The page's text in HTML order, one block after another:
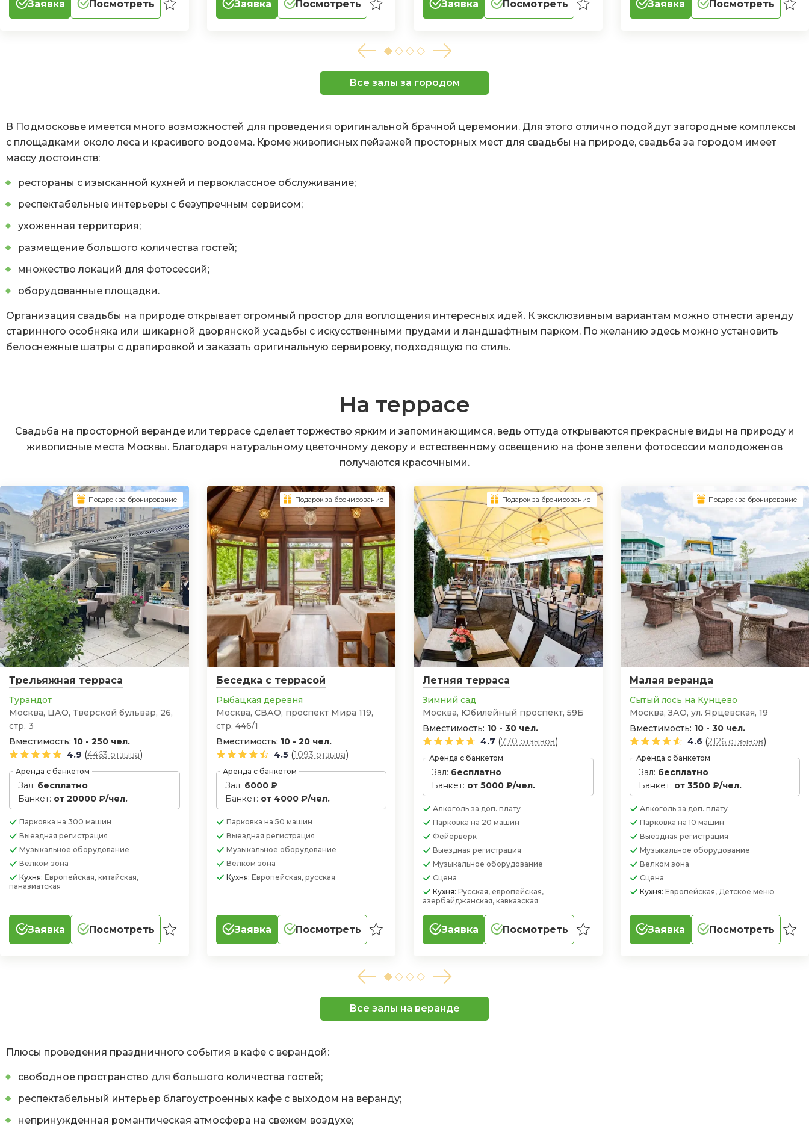
Заявка Посмотреть Заявка Посмотреть Заявка Посмотреть Заявка Посмотреть
Все залы за городом
В Подмосковье имеется много возможностей для проведения оригинальной брачной церемонии. Для этого отлично подойдут загородные комплексы
с площадками около леса и красивого водоема. Кроме живописных пейзажей просторных мест для свадьбы на природе, свадьба за городом имеет
массу достоинств:
рестораны с изысканной кухней и первоклассное обслуживание;
респектабельные интерьеры с безупречным сервисом;
ухоженная территория;
размещение большого количества гостей;
множество локаций для фотосессий;
оборудованные площадки.
Организация свадьбы на природе открывает огромный простор для воплощения интересных идей. К эксклюзивным вариантам можно отнести аренду
старинного особняка или шикарной дворянской усадьбы с искусственными прудами и ландшафтным парком. По желанию здесь можно установить
белоснежные шатры с драпировкой и заказать оригинальную сервировку, подходящую по стиль.
На террасе
Свадьба на просторной веранде или террасе сделает торжество ярким и запоминающимся, ведь оттуда открываются прекрасные виды на природу и
живописные места Москвы. Благодаря натуральному цветочному декору и естественному освещению на фоне зелени фотосессии молодоженов
получаются красочными.
Трельяжная терраса
Турандот
Москва, ЦАО, Тверской бульвар, 26,
стр. 3
Вместимость: 10 - 250 чел.
4.9 (4463 отзыва)
Аренда с банкетом
Зал: бесплатно
Банкет: от 20000 ₽/чел.
Парковка на 300 машин
Выездная регистрация
Музыкальное оборудование
Велком зона
Кухня: Европейская, китайская,
паназиатская
Заявка Посмотреть
Подарок за бронирование
Беседка с террасой
Рыбацкая деревня
Москва, СВАО, проспект Мира 119,
стр. 446/1
Вместимость: 10 - 20 чел.
4.5 (1093 отзыва)
Аренда с банкетом
Зал: 6000 ₽
Банкет: от 4000 ₽/чел.
Парковка на 50 машин
Выездная регистрация
Музыкальное оборудование
Велком зона
Кухня: Европейская, русская
Заявка Посмотреть
Подарок за бронирование
Летняя терраса
Зимний сад
Москва, Юбилейный проспект, 59Б
Вместимость: 10 - 30 чел.
4.7 (770 отзывов)
Аренда с банкетом
Зал: бесплатно
Банкет: от 5000 ₽/чел.
Алкоголь за доп. плату
Парковка на 20 машин
Фейерверк
Выездная регистрация
Музыкальное оборудование
Сцена
Кухня: Русская, европейская,
азербайджанская, кавказская
Заявка Посмотреть
Подарок за бронирование
Малая веранда
Сытый лось на Кунцево
Москва, ЗАО, ул. Ярцевская, 19
Вместимость: 10 - 30 чел.
4.6 (2126 отзывов)
Аренда с банкетом
Зал: бесплатно
Банкет: от 3500 ₽/чел.
Алкоголь за доп. плату
Парковка на 10 машин
Выездная регистрация
Музыкальное оборудование
Велком зона
Сцена
Кухня: Европейская, Детское меню
Заявка Посмотреть
Подарок за бронирование
Все залы на веранде
Плюсы проведения праздничного события в кафе с верандой:
свободное пространство для большого количества гостей;
респектабельный интерьер благоустроенных кафе с выходом на веранду;
непринужденная романтическая атмосфера на свежем воздухе;